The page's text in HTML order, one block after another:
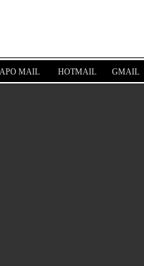
MAIL HOTMAIL GMAIL